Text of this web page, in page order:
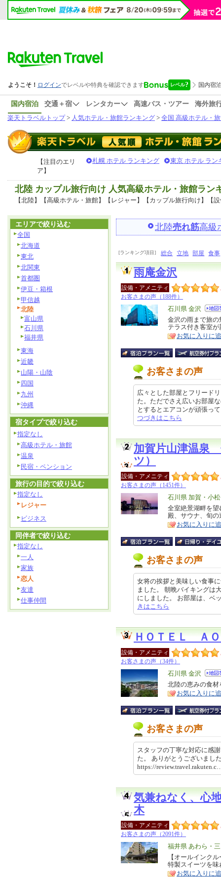
国内宿泊 交通＋宿 レンタカー 高速バス・ツアー
海外旅
楽天トラベルトップ> 人気ホテル・旅館ランキング > 全国 高級ホテル・
【注目のエリ
ア】
札幌 ホテル ランキング 東京 ホテル ラン
北陸 カップル旅行向け 人気高級ホテル・旅館ラン
【北陸】【高級ホテル・旅館】【レジャー】【カップル旅行向け】【
北陸売れ筋高級
[ランキング項目] 総合 立地 部屋 食事
雨庵金沢
設備・アメニティ
お客さまの声（188件）
エ
リ
ア
石川県 金沢
特
徴
金沢の雨まで旅
テラス付き客室
お気に入りに
お客さまの声
広々とした部屋とフリード
た。ただでさえ広いお部屋
とするとエアコンが頑張っ
つづきはこちら
加賀片山津温泉
ツ）
設備・アメニティ
お客さまの声（1451件）
エ
リ
ア
石川県 加賀・小
特
徴
全室絶景湖畔を
殿、サウナ、旬
お気に入りに
お客さまの声
女将の挨拶と美味しい食事
ました。 朝晩バイキングは
にしました。 お部屋は、
きはこちら
ＨＯＴＥＬ Ａ
設備・アメニティ
お客さまの声（34件）
エ
リ
ア
石川県 金沢
特
徴
北陸の恵みの食
お気に入りに
お客さまの声
スタッフの丁寧な対応に感
た。 ありがとうございま
https://
気兼ねなく、
木
設備・アメニティ
お客さまの声（2091件）
エ
リ
ア
福井県 あわら・
特
徴
【オールインク
特製スイーツを
お気に入りに
エリアで絞り込む
全国
北海道
東北
北関東
首都圏
伊豆・箱根
甲信越
北陸
富山県
石川県
福井県
東海
近畿
山陽・山陰
四国
九州
沖縄
宿タイプで絞り込む
指定なし
高級ホテル・旅館
温泉
民宿・ペンション
旅行の目的で絞り込む
指定なし
レジャー
ビジネス
同伴者で絞り込む
指定なし
一人
家族
恋人
友達
仕事仲間